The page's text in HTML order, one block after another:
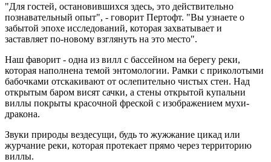
"Для гостей, остановившихся здесь, это действительно
познавательный опыт", - говорит Пертофт. "Вы узнаете о
забытой эпохе исследований, которая захватывает и
заставляет по-новому взглянуть на это место".
Наш фаворит - одна из вилл с бассейном на берегу реки,
которая наполнена темой энтомологии. Рамки с приколотыми
бабочками отскакивают от ослепительно чистых стен. Над
открытым баром висят сачки, а стены открытой купальни
виллы покрыты красочной фреской с изображением мухи-
дракона.
Звуки природы вездесущи, будь то жужжание цикад или
журчание реки, которая протекает прямо через территорию
виллы.